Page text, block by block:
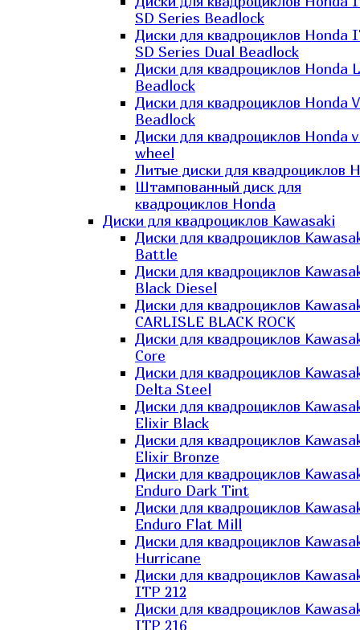
SD Series Beadlock
Диски для квадроциклов Honda
SD Series Dual Beadlock
Диски для квадроциклов Honda
Beadlock
Диски для квадроциклов Honda
Beadlock
Диски для квадроциклов Honda
wheel
Литые диски для квадроциклов
Штампованный диск для
квадроциклов Honda
Диски для квадроциклов Kawasaki
Диски для квадроциклов
Battle
Диски для квадроциклов
Black Diesel
Диски для квадроциклов
CARLISLE BLACK ROCK
Диски для квадроциклов
Core
Диски для квадроциклов
Delta Steel
Диски для квадроциклов
Elixir Black
Диски для квадроциклов
Elixir Bronze
Диски для квадроциклов
Enduro Dark Tint
Диски для квадроциклов
Enduro Flat Mill
Диски для квадроциклов
Hurricane
Диски для квадроциклов
ITP 212
Диски для квадроциклов
ITP 216